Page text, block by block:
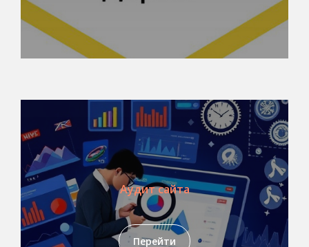
Аудит сайта
Перейти